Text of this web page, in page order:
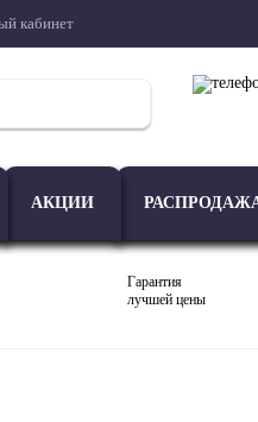
кабинет
АКЦИИ
Гарантия
лучшей цены